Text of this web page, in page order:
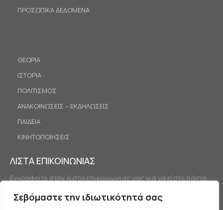
Σεβόμαστε την ιδιωτικότητά σας
ΠΡΟΣΩΠΙΚΑ ΔΕΔΟΜΕΝΑ
ΘΕΩΡΙΑ
ΙΣΤΟΡΙΑ
ΠΟΛΙΤΙΣΜΟΣ
ΑΝΑΚΟΙΝΩΣΕΙΣ – ΕΚΔΗΛΩΣΕΙΣ
ΠΑΙΔΕΙΑ
ΚΙΝΗΤΟΠΟΙΗΣΕΙΣ
ΛΙΣΤΑ ΕΠΙΚΟΙΝΩΝΙΑΣ
Εγγραφείτε στην λίστα επικοινωνίας μας για να είστε πάντα